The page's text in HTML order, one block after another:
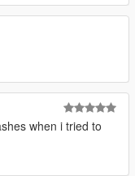
when i tried to